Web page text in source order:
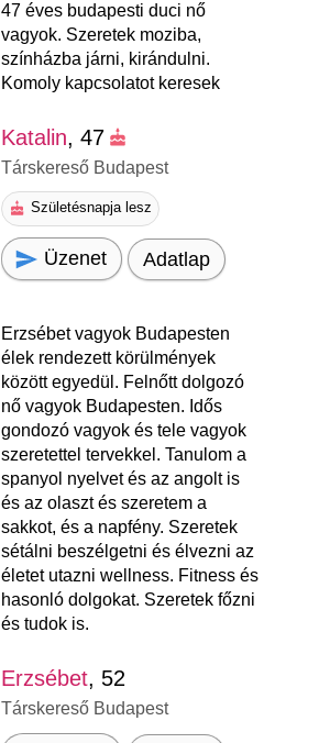
47 éves budapesti duci nő
vagyok. Szeretek moziba,
színházba járni, kirándulni.
Komoly kapcsolatot keresek
Katalin, 47
Társkereső Budapest
Születésnapja lesz
Üzenet Adatlap
Erzsébet vagyok Budapesten
élek rendezett körülmények
között egyedül. Felnőtt dolgozó
nő vagyok Budapesten. Idős
gondozó vagyok és tele vagyok
szeretettel tervekkel. Tanulom a
spanyol nyelvet és az angolt is
és az olaszt és szeretem a
sakkot, és a napfény. Szeretek
sétálni beszélgetni és élvezni az
életet utazni wellness. Fitness és
hasonló dolgokat. Szeretek főzni
és tudok is.
Erzsébet, 52
Társkereső Budapest